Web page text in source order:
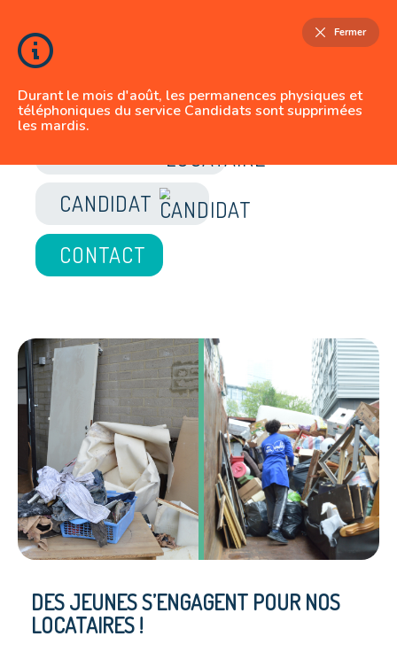
Durant le mois d'août, les permanences physiques et
téléphoniques du service Candidats sont supprimées
les mardis.
Fermer
JE SUIS
LOCATAIRE
CANDIDAT
DES JEUNES S’ENGAGENT POUR NOS
LOCATAIRES !